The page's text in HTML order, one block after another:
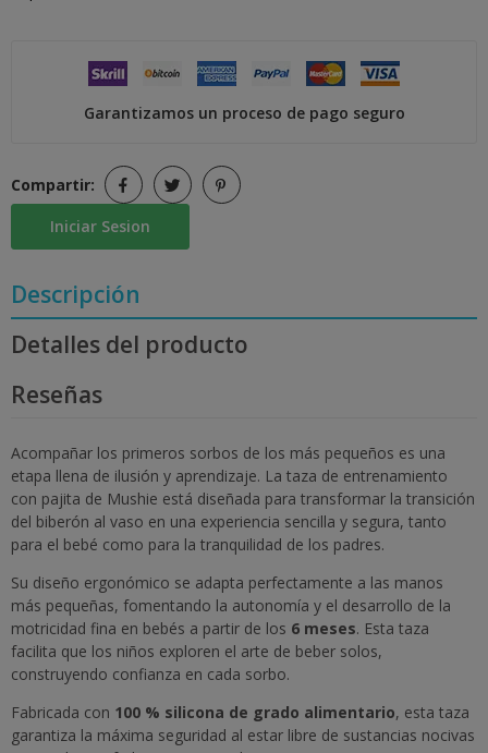
Garantizamos un proceso de pago seguro
Compartir:
Iniciar Sesion
Descripción
Detalles del producto
Reseñas
Acompañar los primeros sorbos de los más pequeños es una
etapa llena de ilusión y aprendizaje. La taza de entrenamiento
con pajita de Mushie está diseñada para transformar la transición
del biberón al vaso en una experiencia sencilla y segura, tanto
para el bebé como para la tranquilidad de los padres.
Su diseño ergonómico se adapta perfectamente a las manos
más pequeñas, fomentando la autonomía y el desarrollo de la
motricidad fina en bebés a partir de los 6 meses. Esta taza
facilita que los niños exploren el arte de beber solos,
construyendo confianza en cada sorbo.
Fabricada con 100 % silicona de grado alimentario, esta taza
garantiza la máxima seguridad al estar libre de sustancias nocivas